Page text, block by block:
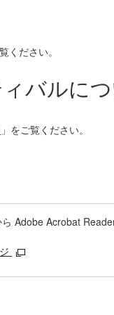
ください。
バルに
」をご覧ください。
Adobe Acrobat